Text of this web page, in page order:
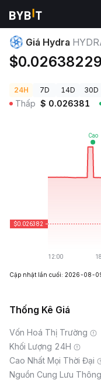
Giá Tiền Điện Tử
Giá Hydra
$0.02638229
24H 7D 14D 30D
Thấp $ 0.026381
Cập nhật lần cuối: 2026-08-
Thống Kê Giá
Vốn Hoá Thị Trường
Khối Lượng 24H
Cao Nhất Mọi Thời Đại
Nguồn Cung Lưu Thông